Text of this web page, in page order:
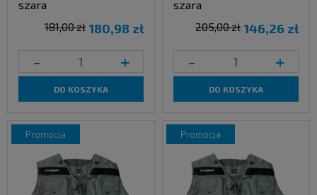
szara
180,98 zł
181,00 zł
- +
DO KOSZYKA
szara
146,26 zł
205,00 zł
- +
DO KOSZYKA
promocja promocja